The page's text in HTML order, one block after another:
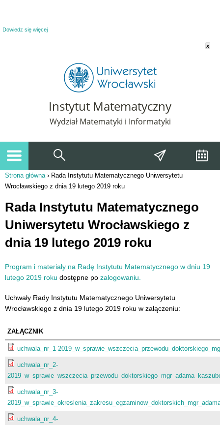
Dowiedz się więcej
x
Instytut Matematyczny
Wydział Matematyki i Informatyki
Jesteś tutaj
Strona główna› Rada Instytutu Matematycznego Uniwersytetu
Wrocławskiego z dnia 19 lutego 2019 roku
Rada Instytutu Matematycznego
Uniwersytetu Wrocławskiego z
dnia 19 lutego 2019 roku
Program i materiały na Radę Instytutu Matematycznego w dniu 19
lutego 2019 roku dostępne po zalogowaniu.
Uchwały Rady Instytutu Matematycznego Uniwersytetu
Wrocławskiego z dnia 19 lutego 2019 roku w załączeniu:
ZAŁĄCZNIK
uchwala_nr_1-
uchwala_nr_2-
uchwala_nr_3-
uchwala_nr_4-